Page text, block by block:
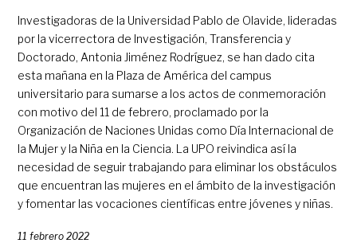
Investigadoras de la Universidad Pablo de Olavide, lideradas
por la vicerrectora de Investigación, Transferencia y
Doctorado, Antonia Jiménez Rodríguez, se han dado cita
esta mañana en la Plaza de América del campus
universitario para sumarse a los actos de conmemoración
con motivo del 11 de febrero, proclamado por la
Organización de Naciones Unidas como Día Internacional de
la Mujer y la Niña en la Ciencia. La UPO reivindica así la
necesidad de seguir trabajando para eliminar los obstáculos
que encuentran las mujeres en el ámbito de la investigación
y fomentar las vocaciones científicas entre jóvenes y niñas.
11 febrero 2022